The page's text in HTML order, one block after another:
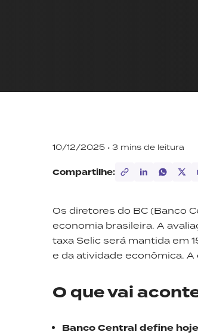
10/12/2025 • 3 mins de leitura
Compartilhe:
Os diretores do BC (Banco
economia brasileira. A
taxa Selic será mantida em
e da atividade econômica.
O que vai
Banco Central define